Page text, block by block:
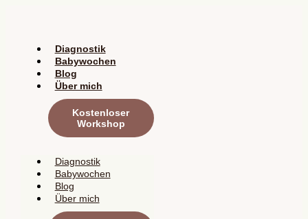
Diagnostik
Babywochen
Blog
Über mich
Kostenloser
Workshop
Diagnostik
Babywochen
Blog
Über mich